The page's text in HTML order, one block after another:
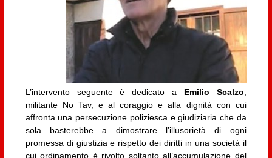
L’intervento seguente è dedicato a Emilio Scalzo,
militante No Tav, e al coraggio e alla dignità con cui
affronta una persecuzione poliziesca e giudiziaria che da
sola basterebbe a dimostrare l’illusorietà di ogni
promessa di giustizia e rispetto dei diritti in una società il
cui ordinamento è rivolto soltanto all’accumulazione del